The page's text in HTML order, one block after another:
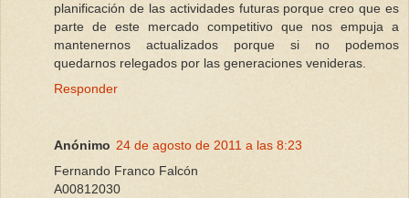
planificación de las actividades futuras porque creo que es
parte de este mercado competitivo que nos empuja a
mantenernos actualizados porque si no podemos
quedarnos relegados por las generaciones venideras.
Responder
Anónimo 24 de agosto de 2011 a las 8:23
Fernando Franco Falcón
A00812030